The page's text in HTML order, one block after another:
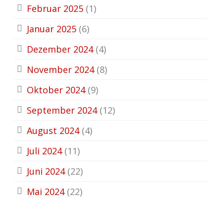
Februar 2025 (1)
Januar 2025 (6)
Dezember 2024(4)
November 2024(8)
Oktober 2024(9)
September 2024(12)
August 2024(4)
Juli 2024(11)
Juni 2024(22)
Mai 2024(22)